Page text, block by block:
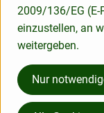
1 EL
Gemüse
1 mittelgroßer
2009/136/EG
einzustellen, an
weitergeben.
Nur